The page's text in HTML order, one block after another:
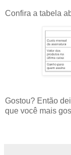
Confira a tabela
Gostou? Então
que você mais